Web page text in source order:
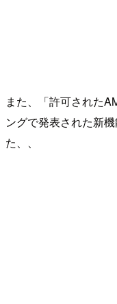
また、「許可された
ングで発表された新
た、、